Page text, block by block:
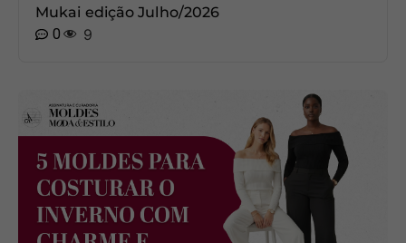
Mukai edição Julho/2026
0
9